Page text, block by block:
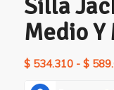
Silla
Medio
$534.310 - $